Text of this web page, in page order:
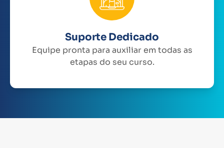
Suporte Dedicado
Equipe pronta para auxiliar em todas as
etapas do seu curso.